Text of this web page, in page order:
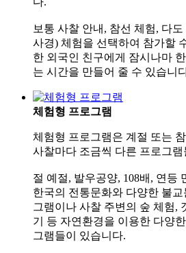
보통 사찰 안내, 참선 체험, 다
사경) 체험을 선택하여 참가할
한 외국인 친구에게 잠시나마
는 시간을 만들어 줄 수 있습니
체험형 프로그램
체험형 프로그램은 계절 또는
사찰마다 조금씩 다른 프로그
절 예절, 발우공양, 108배, 연등
한국의 전통문화와 다양한 불
그램이나 사찰 주변의 숲 체험,
기 등 자연환경을 이용한 다양
그램들이 있습니다.